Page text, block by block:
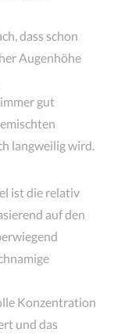
dass schon
Augenhöhe
gut
langweilig wird.
ist die relativ
auf den
Konzentration
und das